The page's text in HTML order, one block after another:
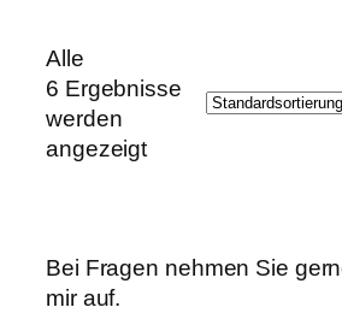
6 Ergebnisse
werden
angezeigt
mir auf.
E-MailTobyTetzi@gmail.com